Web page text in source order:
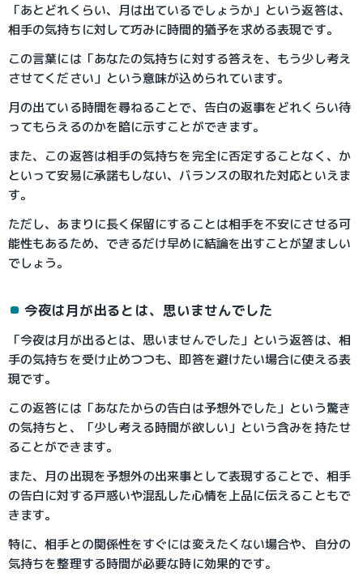
「あとどれくらい、月は出ているでしょうか」という返答は、
相手の気持ちに対して巧みに時間的猶予を求める表現です。
この言葉には「あなたの気持ちに対する答えを、もう少し考え
させてください」という意味が込められています。
月の出ている時間を尋ねることで、告白の返事をどれくらい待
ってもらえるのかを暗に示すことができます。
また、この返答は相手の気持ちを完全に否定することなく、か
といって安易に承諾もしない、バランスの取れた対応といえま
す。
ただし、あまりに長く保留にすることは相手を不安にさせる可
能性もあるため、できるだけ早めに結論を出すことが望ましい
でしょう。
今夜は月が出るとは、思いませんでした
「今夜は月が出るとは、思いませんでした」という返答は、相
手の気持ちを受け止めつつも、即答を避けたい場合に使える表
現です。
この返答には「あなたからの告白は予想外でした」という驚き
の気持ちと、「少し考える時間が欲しい」という含みを持たせ
ることができます。
また、月の出現を予想外の出来事として表現することで、相手
の告白に対する戸惑いや混乱した心情を上品に伝えることもで
きます。
特に、相手との関係性をすぐには変えたくない場合や、自分の
気持ちを整理する時間が必要な時に効果的です。